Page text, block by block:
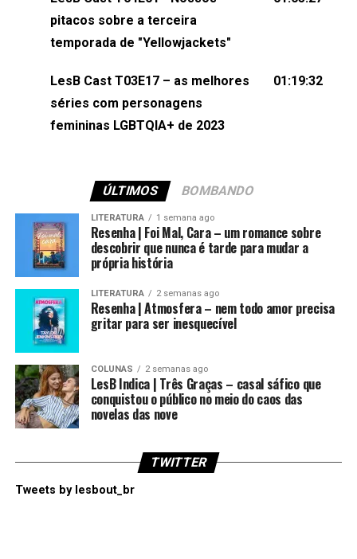
(⁠⁠⁠⁠@brunarfentanes⁠⁠⁠⁠) e Pollyelly FlorêncioEdição de
Naiady Machado
pitacos sobre a terceira
temporada de "Yellowjackets"
LesB Cast T03E17 – as melhores
séries com personagens
femininas LGBTQIA+ de 2023
01:19:32
ÚLTIMOS BOMBANDO
LITERATURA 1 semana ago
Resenha | Foi Mal, Cara – um romance sobre
descobrir que nunca é tarde para mudar a
própria história
LITERATURA 2 semanas ago
Resenha | Atmosfera – nem todo amor precisa
gritar para ser inesquecível
COLUNAS 2 semanas ago
LesB Indica | Três Graças – casal sáfico que
conquistou o público no meio do caos das
novelas das nove
TWITTER
Tweets by lesbout_br